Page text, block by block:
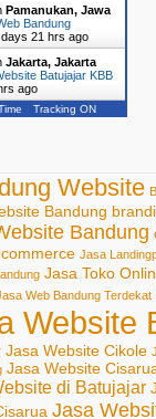
Pamanukan, Jawa
Bandung
21 hrs ago
Jakarta, Jakarta
Batujajar KBB
ago
Tracking ON
Website
Bandung
Bandung
Jasa
Jasa Toko
Web Bandung Terdekat
Website
Jasa Website Cikole
Jasa Website
di Batujajar
Jasa